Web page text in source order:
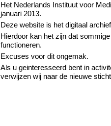
Het Nederlands Instituut voor
januari 2013.
Deze website is het digitaal
Hierdoor kan het zijn dat
functioneren.
Excuses voor dit ongemak.
Als u geinteresseerd bent in
verwijzen wij naar de nieuwe